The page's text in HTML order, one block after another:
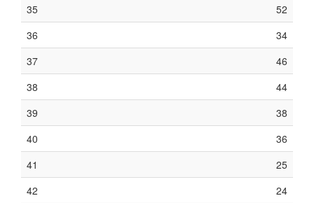
35
52
36
34
37
46
38
44
39
38
40
36
41
25
42
24